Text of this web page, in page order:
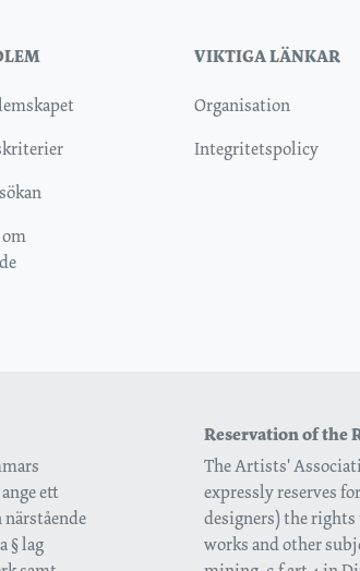
VIKTIGA LÄNKAR
Organisation
Integritetspolicy
ett
§ lag
Reservation of the
The Artists'
expressly reserves
designers) the
works and other